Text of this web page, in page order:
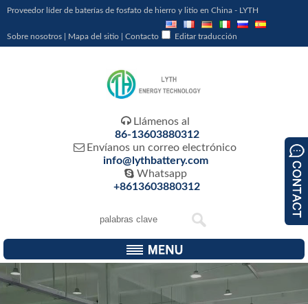
Proveedor líder de baterías de fosfato de hierro y litio en China - LYTH
Sobre nosotros Mapa del sitio Contacto Editar traducción
 Llámenos al
86-13603880312
 Envíanos un correo electrónico
info@lythbattery.com
 Whatsapp
+8613603880312